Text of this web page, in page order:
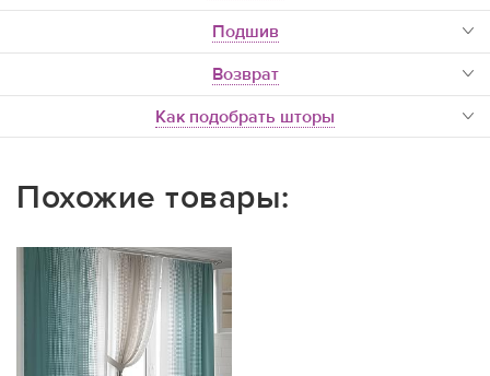
Подшив
Возврат
Как подобрать шторы
Похожие товары: